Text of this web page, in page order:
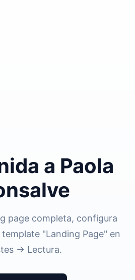
a Paola
page completa, configura
"Landing Page" en
→ Lectura.